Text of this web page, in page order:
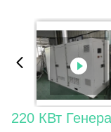
220 КВт